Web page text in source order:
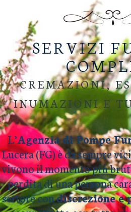
SERVIZI
CREMAZIONI,
INUMAZIONI E
L’Agenzia di Pompe
Lucera (FG) è da sempre
vivono il momento più
perdita di una persona
settore condiscrezione e